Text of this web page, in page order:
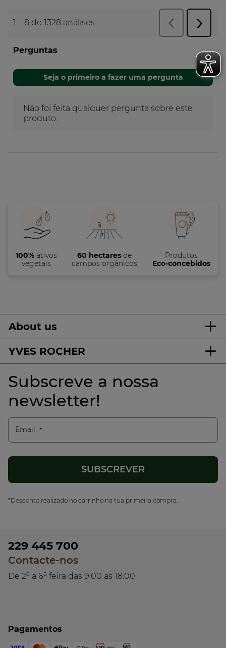
100%ativos
vegetais
60 hectares de
campos orgânicos
Produtos
Eco-concebidos
About us
YVES ROCHER
Subscreve a nossa
newsletter!
Email
*Desconto realizado no carrinho na tua primeira compra.
229 445 700
Contacte-nos
De 2a a 6a feira das 9:00 as 18:00
Pagamentos